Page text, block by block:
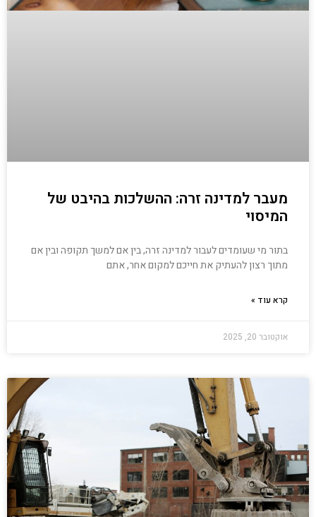
מעבר למדינה זרה: ההשלכות בהיבט של
המיסוי
בתור מי שעומדים לעבור למדינה זרה, בין אם למשך תקופה ובין אם
מתוך רצון להעתיק את חייכם למקום אחר, אתם
קרא עוד »
אוקטובר 20, 2025